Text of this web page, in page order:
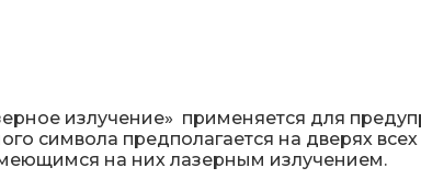
излучение» применяется для
символа предполагается на дверях
на них лазерным излучением.